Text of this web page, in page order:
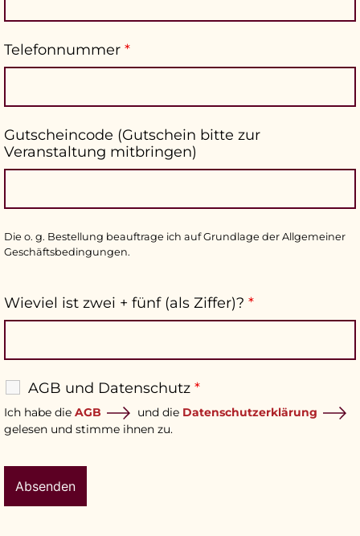
Telefonnummer *
Gutscheincode (Gutschein bitte zur
Veranstaltung mitbringen)
Die o. g. Bestellung beauftrage ich auf Grundlage der Allgemeiner
Geschäftsbedingungen.
Wieviel ist zwei + fünf (als Ziffer)? *
AGB und Datenschutz *
Ich habe die AGB und die Datenschutzerklärung
gelesen und stimme ihnen zu.